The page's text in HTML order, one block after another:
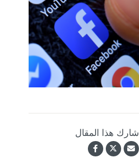
شارك هذا المقال